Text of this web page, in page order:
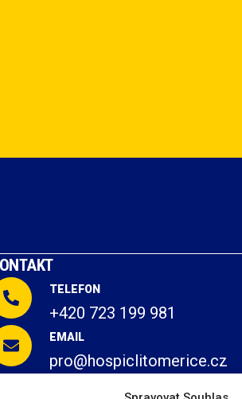
TELEFON
+420 723 199 981
EMAIL
pro@hospiclitomerice.cz